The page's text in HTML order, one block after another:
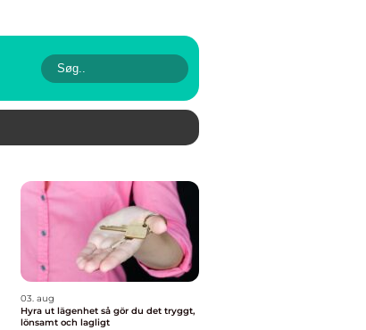
03. aug
Hyra ut lägenhet så gör du det tryggt,
lönsamt och lagligt